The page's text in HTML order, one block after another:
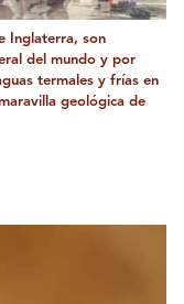
Inglaterra, son
del mundo y por
termales y frías en
geológica de